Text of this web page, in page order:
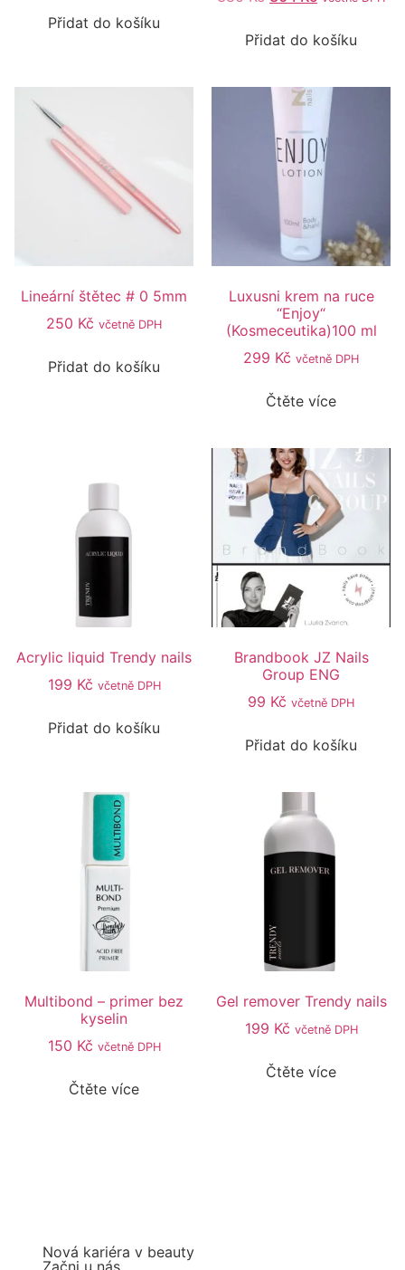
Přidat do košíku
Přidat do košíku
Lineární štětec # 0 5mm
250 Kč včetně DPH
Přidat do košíku
Luxusni krem na ruce
“Enjoy“
(Kosmeceutika)100 ml
299 Kč včetně DPH
Čtěte více
Acrylic liquid Trendy nails
199 Kč včetně DPH
Přidat do košíku
Brandbook JZ Nails
Group ENG
99 Kč včetně DPH
Přidat do košíku
Multibond – primer bez
kyselin
150 Kč včetně DPH
Čtěte více
Gel remover Trendy nails
199 Kč včetně DPH
Čtěte více
Nová kariéra v beauty